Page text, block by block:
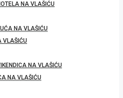
NA VLAŠIĆU
NA VLAŠIĆU
VLAŠIĆU
NA VLAŠIĆU
NA VLAŠIĆU